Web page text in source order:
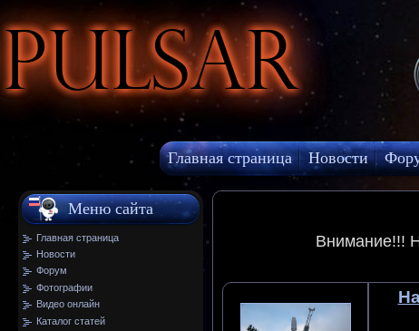
Pulsar
Главная страница Новости
МКС онлайн
Меню сайта
Главная страница
Новости
Форум
Фотографии
Видео онлайн
Каталог статей
Внимание!!!